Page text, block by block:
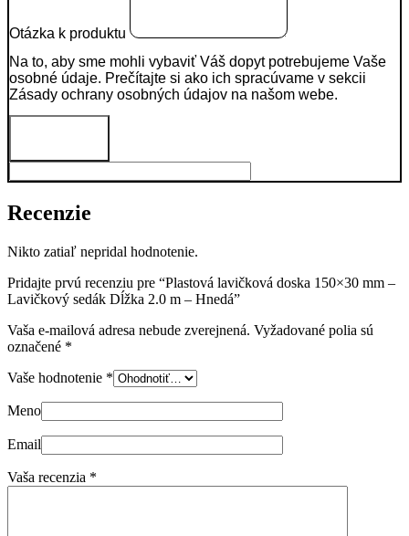
Otázka k produktu
Na to, aby sme mohli vybaviť Váš dopyt potrebujeme Vaše
osobné údaje. Prečítajte si ako ich spracúvame v sekcii
Zásady ochrany osobných údajov na našom webe.
Recenzie
Nikto zatiaľ nepridal hodnotenie.
Pridajte prvú recenziu pre “Plastová lavičková doska 150×30 mm –
Lavičkový sedák Dĺžka 2.0 m – Hnedá”
Vaša e-mailová adresa nebude zverejnená. Vyžadované polia sú
označené *
Vaše hodnotenie *
Meno
Email
Vaša recenzia *